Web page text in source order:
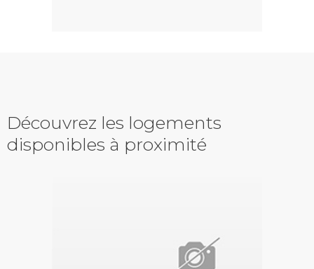
Découvrez les logements
disponibles à proximité